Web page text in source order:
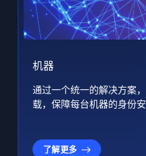
机器
通过一个统一的解决方案
载，保障每台机器的身份安
了解更多